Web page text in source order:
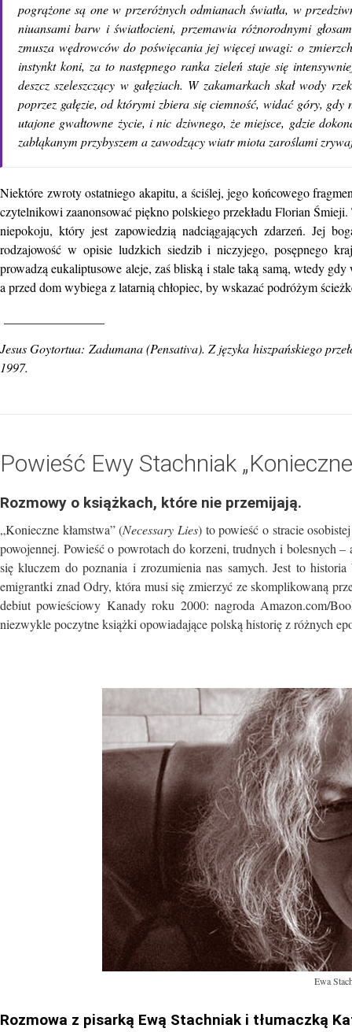
pogrążone są one w przeróżnych odmianach światła, w
niuansami barw i światłocieni, przemawia różnorodnymi
zmusza wędrowców do poświęcania jej więcej uwagi: o
instynkt koni, za to następnego ranka zieleń staje się
deszcz szeleszczący w gałęziach. W zakamarkach skał wody
poprzez gałęzie, od którymi zbiera się ciemność, widać góry,
utajone gwałtowne życie, i nic dziwnego, że miejsce, gdzie
zabłąkanym przybyszem a zawodzący wiatr miota zaroślami
Niektóre zwroty ostatniego akapitu, a ściślej, jego końcowego
czytelnikowi zaanonsować piękno polskiego przekładu Florian
niepokoju, który jest zapowiedzią nadciągających zdarzeń. Jej
rodzajowość w opisie ludzkich siedzib i niczyjego, posępnego
prowadzą eukaliptusowe aleje, zaś bliską i stale taką samą, wtedy
a przed dom wybiega z latarnią chłopiec, by wskazać podróżym
Jesus Goytortua: Zadumana (Pensativa). Z języka hiszpańskiego
1997.
Powieść Ewy Stachniak
Rozmowy o książkach, które nie przemijają.
„Konieczne kłamstwa” (Necessary Lies) to powieść o stracie
powojennej. Powieść o powrotach do korzeni, trudnych i bolesnych
się kluczem do poznania i zrozumienia nas samych. Jest to
emigrantki znad Odry, która musi się zmierzyć ze skomplikowaną
debiut powieściowy Kanady roku 2000: nagroda Amazon.com/
niezwykle poczytne książki opowiadające polską historię z różnych
Ewa
Rozmowa z pisarką Ewą Stachniak i tłumaczką